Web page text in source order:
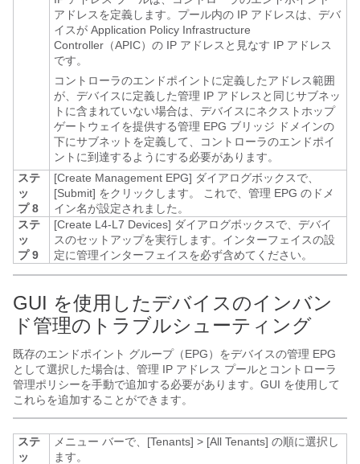
アドレスを定義します。プール内の IP アドレスは、デバ
イスが Application Policy Infrastructure
Controller （APIC）の IP アドレスと見なす IP アドレス
です。
コントローラのエンドポイントに定義したアドレス範囲
が、デバイスに定義した管理 IP アドレスと同じサブネッ
トに含まれていない場合は、デバイスにネクストホップ
ゲートウェイを提供する管理 EPG ブリッジ ドメインの
下にサブネットを定義して、コントローラのエンドポイ
ントに到達するようにする必要があります。
ステ
ッ
プ 8
[Create Management EPG] ダイアログボックスで、
[Submit] をクリックします。
これで、管理 EPG のドメ
イン名が設定されました。
ステ
ッ
プ 9
[Create L4-L7 Devices] ダイアログボックスで、デバイ
スのセットアップを実行します。インターフェイスの設
定に管理インターフェイスを必ず含めてください。
GUI を使用したデバイスのインバン
ド管理のトラブルシューティング
既存のエンドポイント グループ（EPG）をデバイスの管理 EPG
として選択した場合は、管理 IP アドレス プールとコントローラ
管理ポリシーを手動で追加する必要があります。GUI を使用して
これらを追加することができます。
ステ
ッ
メニュー バーで、 [Tenants] > [All Tenants] の順に選択し
ます。